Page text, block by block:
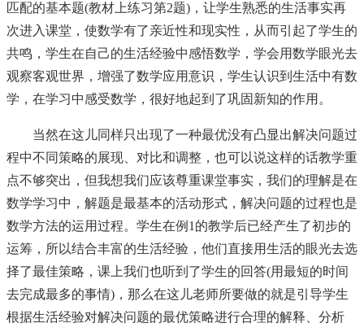
匹配的基本题(教材上练习第2题)，让学生熟悉的生活事实再
次进入课堂，使数学有了亲近性和现实性，从而引起了学生的
共鸣，学生在自己的生活经验中感悟数学，学会用数学眼光去
观察客观世界，增强了数学应用意识，学生认识到生活中有数
学，在学习中感受数学，很好地起到了巩固新知的作用。
当然在这儿同样只出现了一种最优没有凸显出解决问题过
程中不同策略的展现、对比和调整，也可以说这样的话教学重
点不够突出，但我想我们应该尊重课堂事实，我们的理解是在
数学学习中，解题是最基本的活动形式，解决问题的过程也是
数学方法的运用过程。学生在例1的教学后已经产生了初步的
运筹，所以结合丰富的生活经验，他们直接用生活的眼光去选
择了最佳策略，课上我们也听到了学生的回答(用最短的时间
去完成最多的事情)，那么在这儿老师所要做的就是引导学生
根据生活经验对解决问题的最优策略进行合理的解释、分析